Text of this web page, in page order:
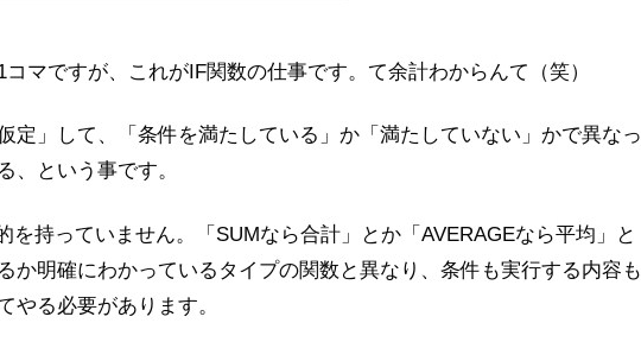
マですが、これがIF関数の仕事です。て余計わからんて（笑）
定」して、「条件を満たしている」か「満たしていない」かで異なっ
、という事です。
を持っていません。「SUMなら合計」とか「AVERAGEなら平均」と
か明確にわかっているタイプの関数と異なり、条件も実行する内容も
やる必要があります。